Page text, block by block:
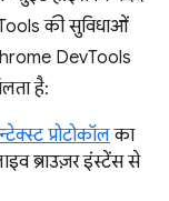
की सुविधाओं
DevTools
है:
प्रोटोकॉलका
ब्राउज़र इंस्टेंस से